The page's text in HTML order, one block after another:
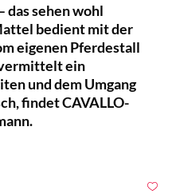
das sehen wohl
bedient mit der
eigenen Pferdestall
vermittelt ein
und dem Umgang
findet CAVALLO-